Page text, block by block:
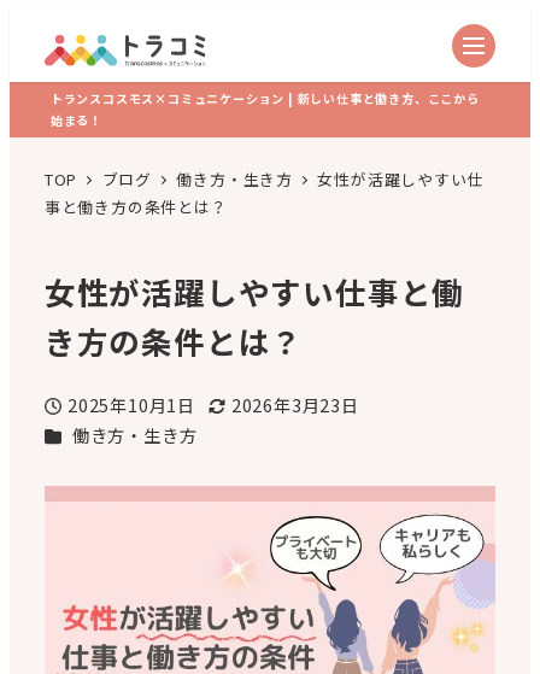
トランスコスモス×コミュニケーション | 新しい仕事と働き方、ここから
始まる！
TOP ブログ 働き方・生き方
女性が活躍しやすい仕
事と働き方の条件とは？
女性が活躍しやすい仕事と働
き方の条件とは？
投稿日
2025年10月1日
更新日
2026年3月23日
カテゴリー
働き方・生き方